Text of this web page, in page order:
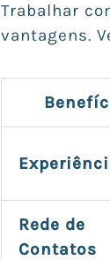
Trabalhar
vantagens.
Rede de
Contatos